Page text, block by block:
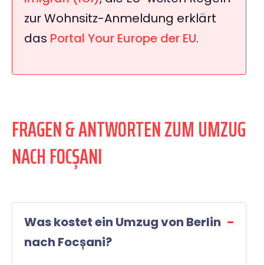
zur Wohnsitz-Anmeldung erklärt
das Portal Your Europe der EU.
FRAGEN & ANTWORTEN ZUM UMZUG
NACH FOCȘANI
Was kostet ein Umzug von Berlin
nach Focșani?